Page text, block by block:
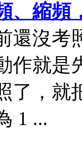
、縮頻
還沒考
作就是
了，就
1 ...